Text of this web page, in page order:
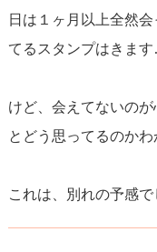
日は１ヶ月以上全然
てるスタンプはきま
けど、会えてないの
とどう思ってるのか
これは、別れの予感